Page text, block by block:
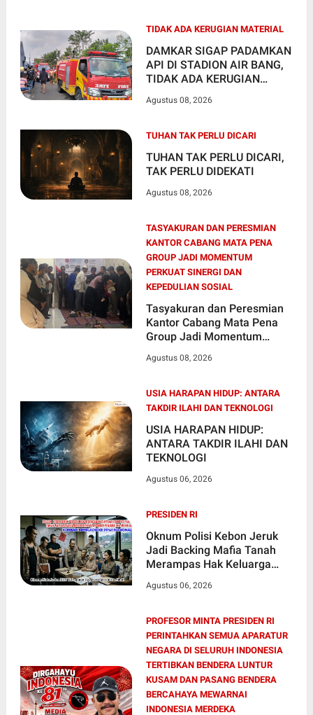
TIDAK ADA KERUGIAN MATERIAL
DAMKAR SIGAP PADAMKAN
API DI STADION AIR BANG,
TIDAK ADA KERUGIAN
Agustus 08, 2026
TUHAN TAK PERLU DICARI
TUHAN TAK PERLU DICARI,
TAK PERLU DIDEKATI
Agustus 08, 2026
TASYAKURAN DAN PERESMIAN
KANTOR CABANG MATA PENA
GROUP JADI MOMENTUM
PERKUAT SINERGI DAN
KEPEDULIAN SOSIAL
Tasyakuran dan Peresmian
Kantor Cabang Mata Pena
Group Jadi Momentum
Kepedulian Sosial
Agustus 08, 2026
USIA HARAPAN HIDUP: ANTARA
TAKDIR ILAHI DAN TEKNOLOGI
USIA HARAPAN HIDUP:
ANTARA TAKDIR ILAHI DAN
TEKNOLOGI
Agustus 06, 2026
PRESIDEN RI
Oknum Polisi Kebon Jeruk
Jadi Backing Mafia Tanah
Merampas Hak Keluarga
Agustus 06, 2026
PROFESOR MINTA PRESIDEN RI
PERINTAHKAN SEMUA APARATUR
NEGARA DI SELURUH INDONESIA
TERTIBKAN BENDERA LUNTUR
KUSAM DAN PASANG BENDERA
BERCAHAYA MEWARNAI
INDONESIA MERDEKA